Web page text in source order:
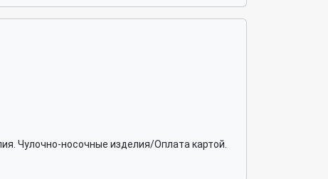
Чулочно-носочные изделия/Оплата картой.